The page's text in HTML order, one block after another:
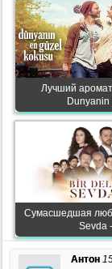
Лучший
Dunyanin
Сумасшедшая
Sevda -
Антон